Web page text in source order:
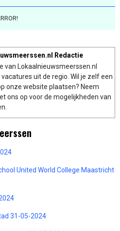
Redactie
van Lokaalnieuwsmeerssen.nl
uit de regio. Wil je zelf een
onze website plaatsen? Neem
ons op voor de mogelijkheden van
United World College Maastricht
31-05-2024